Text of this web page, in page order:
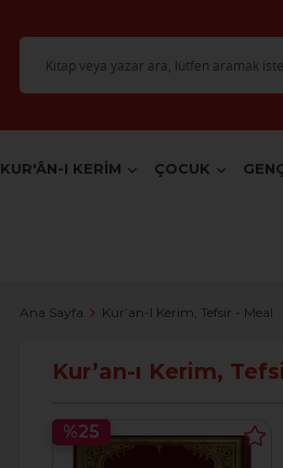
KUR'ÂN-I KERİM ÇOCUK
Ana Sayfa Kur’an-I Kerim, Tefsir - Meal
Kur’an-ı Kerim,
%25